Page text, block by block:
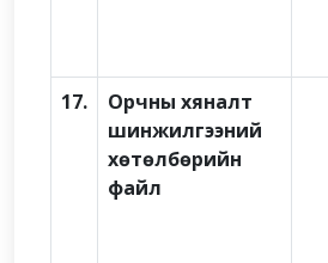
17.
Орчны хяналт
шинжилгээний
хөтөлбөрийн
файл